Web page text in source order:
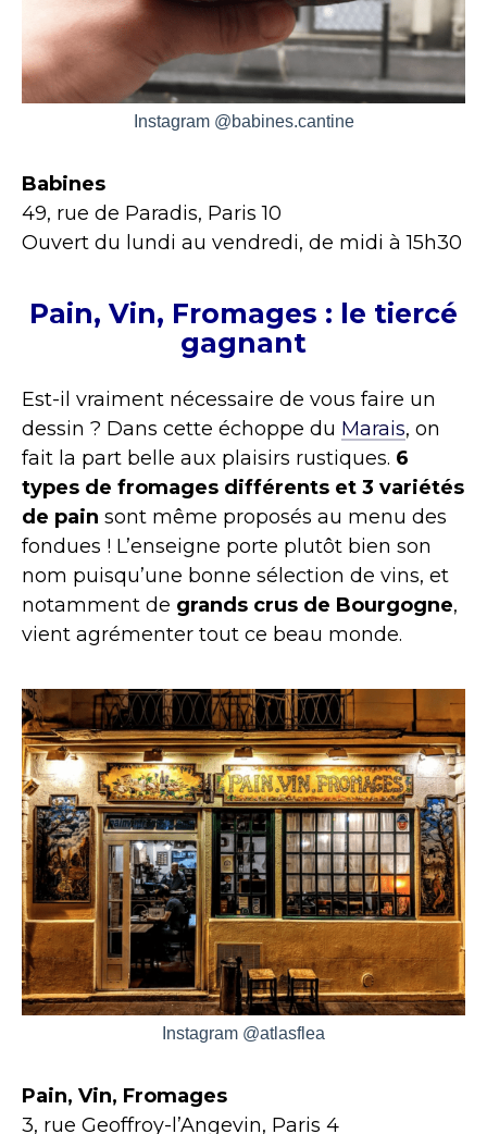
Instagram @babines.cantine
Babines
49, rue de Paradis, Paris 10
Ouvert du lundi au vendredi, de midi à 15h30
Pain, Vin, Fromages : le tiercé
gagnant
Est-il vraiment nécessaire de vous faire un
dessin ? Dans cette échoppe du Marais, on
fait la part belle aux plaisirs rustiques. 6
types de fromages différents et 3 variétés
de pain sont même proposés au menu des
fondues ! L’enseigne porte plutôt bien son
nom puisqu’une bonne sélection de vins, et
notamment de grands crus de Bourgogne,
vient agrémenter tout ce beau monde.
Instagram @atlasflea
Pain, Vin, Fromages
3, rue Geoffroy-l’Angevin, Paris 4